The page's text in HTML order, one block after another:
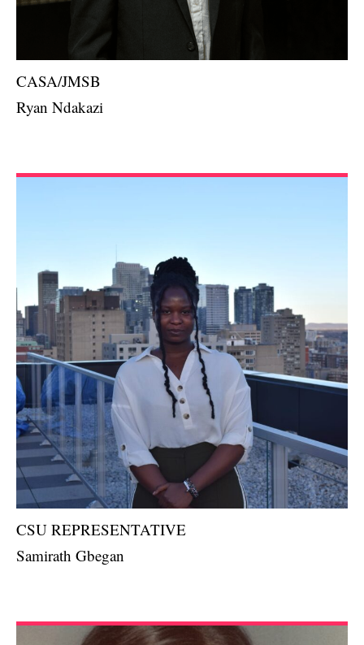
CASA/JMSB
Ryan Ndakazi
CSU REPRESENTATIVE
Samirath Gbegan